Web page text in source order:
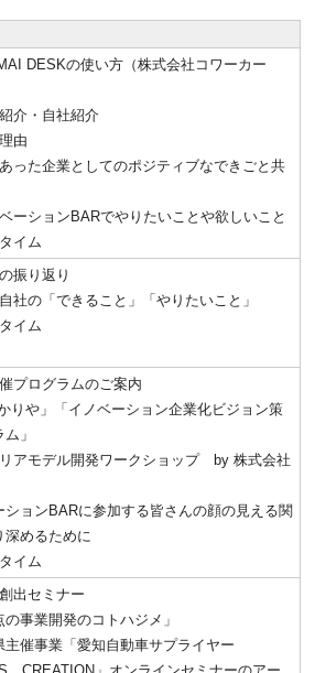
DESKの使い方（株式会社コワーカー
紹介・自社紹介
由
あった企業としてのポジティブなできごと共
ベーションBARでやりたいことや欲しいこと
イム
の振り返り
自社の「できること」「やりたいこと」
イム
催プログラムのご案内
りや」「イノベーション企業化ビジョン策
」
リアモデル開発ワークショップ by 株式会社
ョンBARに参加する皆さんの顔の見える関
深めるために
イム
出セミナー
の事業開発のコトハジメ」
催事業「愛知自動車サプライヤー